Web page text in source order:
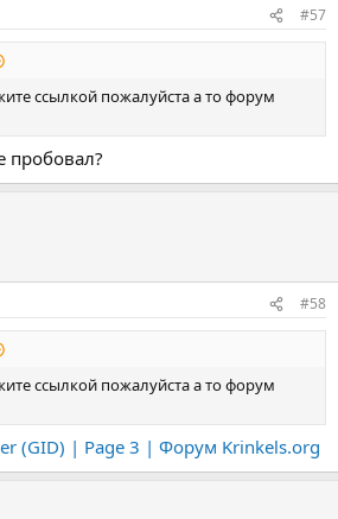
#57
ссылкой пожалуйста а то форум
пробовал?
#58
ссылкой пожалуйста а то форум
(GID) | Page 3 | Форум Krinkels.org